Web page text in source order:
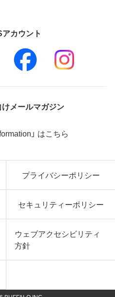
カウント
メールマガジン
」 はこちら
プライバシーポリシー
セキュリティーポリシー
ウェブアクセシビリティ
方針